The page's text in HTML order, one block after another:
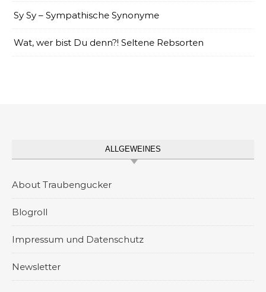
Sy Sy – Sympathische Synonyme
Wat, wer bist Du denn?! Seltene Rebsorten
ALLGEWEINES
About Traubengucker
Blogroll
Impressum und Datenschutz
Newsletter